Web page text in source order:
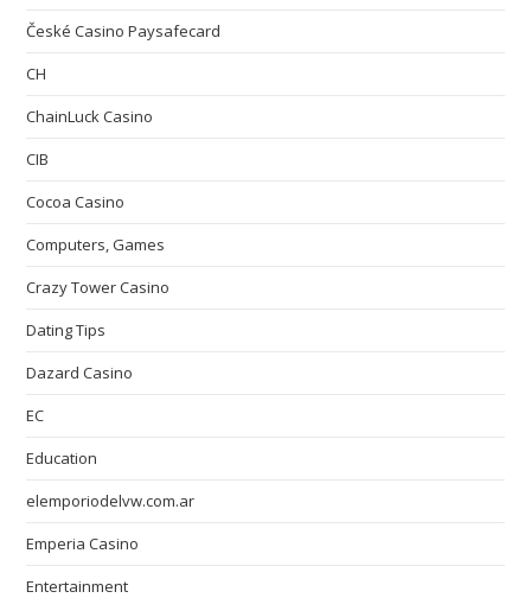
České Casino Paysafecard
CH
ChainLuck Casino
CIB
Cocoa Casino
Computers, Games
Crazy Tower Сasino
Dating Tips
Dazard Casino
EC
Education
elemporiodelvw.com.ar
Emperia Casino
Entertainment